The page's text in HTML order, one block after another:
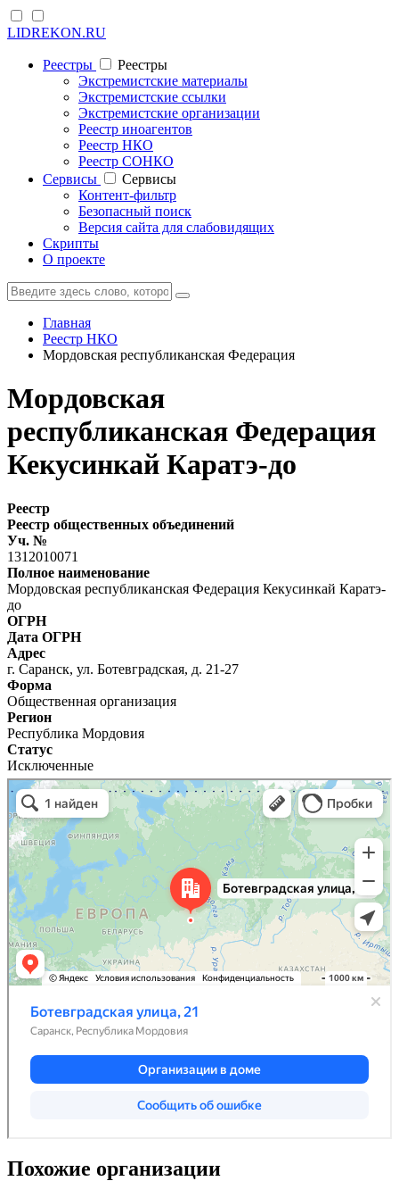
LIDREKON.RU
Реестры
Реестры
Экстремистские материалы
Экстремистские ссылки
Экстремистские организации
Реестр иноагентов
Реестр НКО
Реестр СОНКО
Cервисы
Cервисы
Контент-фильтр
Безопасный поиск
Версия сайта для слабовидящих
Скрипты
О проекте
Главная
Реестр НКО
Мордовская республиканская Федерация
Мордовская
республиканская Федерация
Кекусинкай Каратэ-до
Реестр
Реестр общественных объединений
Уч. №
1312010071
Полное наименование
Мордовская республиканская Федерация Кекусинкай Каратэ-
до
ОГРН
Дата ОГРН
Адрес
г. Саранск, ул. Ботевградская, д. 21-27
Форма
Общественная организация
Регион
Республика Мордовия
Статус
Исключенные
Похожие организации